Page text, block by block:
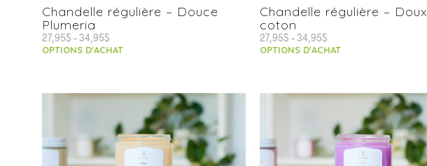
Chandelle régulière – Douce
Plumeria
27,95$ –34,95$
OPTIONS D'ACHAT
Chandelle régulière – Doux
coton
27,95$ –34,95$
OPTIONS D'ACHAT